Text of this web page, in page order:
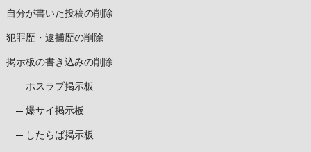
自分が書いた投稿の削除
犯罪歴・逮捕歴の削除
掲示板の書き込みの削除
ホスラブ掲示板
爆サイ掲示板
したらば掲示板